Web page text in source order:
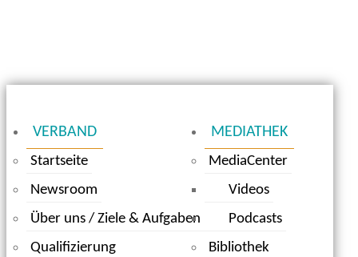
VERBAND
Startseite
Newsroom
Über uns / Ziele & Aufgaben
Qualifizierung
MEDIATHEK
MediaCenter
Videos
Podcasts
Bibliothek